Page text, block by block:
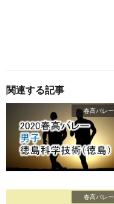
関連する記事
春高バレー
春高バレー